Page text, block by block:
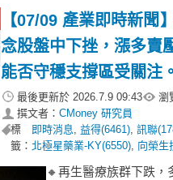
以及醫美通路股馬光-
檔個股面臨較大賣壓，
映
【07/09 產業即時新聞
念股盤中下挫，漲多賣
能否守穩支撐區受關注。
最後更新於 2026.7.9 09:43 瀏
撰文者： CMoney 研究員
標
籤：
即時消息, 益得(6461), 訊聯
北極星藥業-KY(6550), 向榮生
🔸再生醫療族群下跌，